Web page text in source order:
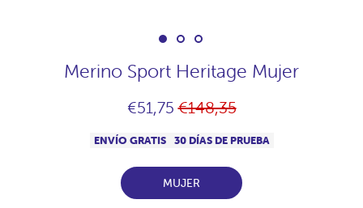
Merino Sport Heritage Mujer
€51,75Precio
habitual
€148,35
ENVÍO GRATIS 30 DÍAS DE PRUEBA
MUJER